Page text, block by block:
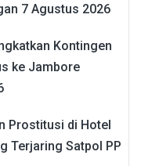
7 Agustus 2026
Kontingen
ke Jambore
Prostitusi di Hotel
Terjaring Satpol PP